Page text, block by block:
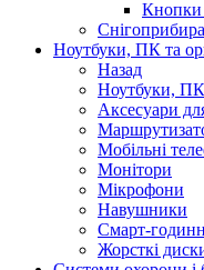
Кнопки
Ноутбуки, ПК та
Назад
Ноутбуки, ПК
Аксесуари
Мобільні
Монітори
Мікрофони
Навушники
Смарт-
Жорсткі